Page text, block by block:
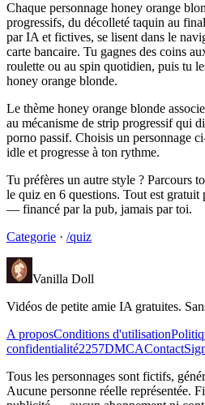
Chaque personnage honey orange
progressifs, du décolleté taquin au
par IA et fictives, se lisent dans le
carte bancaire. Tu gagnes des coins
roulette ou au spin quotidien, puis tu
honey orange blonde.
Le thème honey orange blonde
au mécanisme de strip progressif qui
porno passif. Choisis un personnage
idle et progresse à ton rythme.
Tu préfères un autre style ? Parcours
le quiz en 6 questions. Tout est
— financé par la pub, jamais par toi.
Categorie · /quiz
Vanilla Doll
Vidéos de petite amie IA gratuites.
A proposConditions d'utilisation
confidentialité2257DMCAContact
Tous les personnages sont fictifs,
Aucune personne réelle représentée.